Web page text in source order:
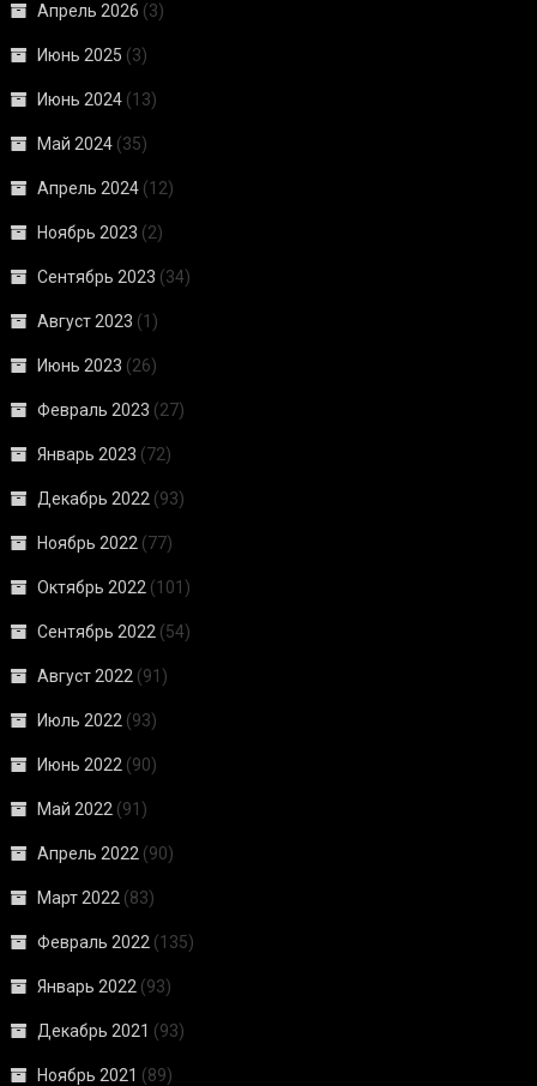
Апрель 2026 (3)
Июнь 2025 (3)
Июнь 2024 (13)
Май 2024 (35)
Апрель 2024 (12)
Ноябрь 2023 (2)
Сентябрь 2023 (34)
Август 2023 (1)
Июнь 2023 (26)
Февраль 2023 (27)
Январь 2023 (72)
Декабрь 2022 (93)
Ноябрь 2022 (77)
Октябрь 2022 (101)
Сентябрь 2022 (54)
Август 2022 (91)
Июль 2022 (93)
Июнь 2022 (90)
Май 2022 (91)
Апрель 2022 (90)
Март 2022 (83)
Февраль 2022 (135)
Январь 2022 (93)
Декабрь 2021 (93)
Ноябрь 2021 (89)